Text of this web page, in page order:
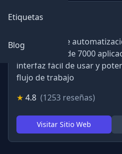
Etiquetas
Blog
Zapier
Plataforma de
conecta más de 7000
interfaz fácil de usar y
flujo de trabajo
★ 4.8 (1253 reseñas)
Visitar Sitio Web